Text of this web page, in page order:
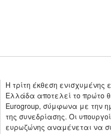
H τρίτη έκθεση ενισχυμένης
Ελλάδα αποτελεί το πρώτο
Eurogroup, σύμφωνα με την
της συνεδρίασης. Οι
ευρωζώνης αναμένεται να